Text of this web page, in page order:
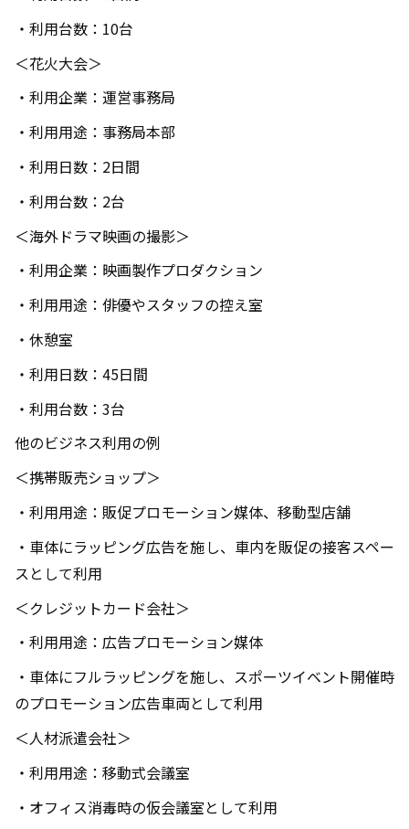
・利用台数： 10台
＜花火大会＞
・利用企業：運営事務局
・利用用途：事務局本部
・利用日数： 2日間
・利用台数： 2台
＜海外ドラマ映画の撮影＞
・利用企業：映画製作プロダクション
・利用用途：俳優やスタッフの控え室
・休憩室
・利用日数： 45日間
・利用台数： 3台
他のビジネス利用の例
＜携帯販売ショップ＞
・利用用途：販促プロモーション媒体、移動型店舗
・車体にラッピング広告を施し、車内を販促の接客スペー
スとして利用
＜クレジットカード会社＞
・利用用途：広告プロモーション媒体
・車体にフルラッピングを施し、スポーツイベント開催時
のプロモーション広告車両として利用
＜人材派遣会社＞
・利用用途：移動式会議室
・オフィス消毒時の仮会議室として利用